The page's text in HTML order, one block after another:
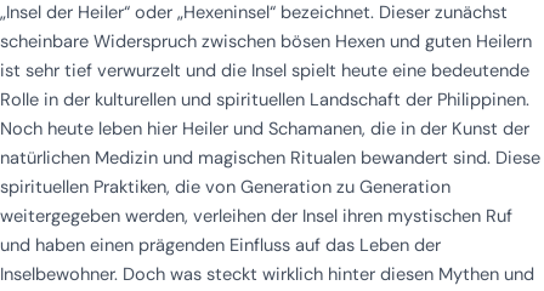
„Insel der Heiler“ oder „Hexeninsel“ bezeichnet. Dieser zunächst
scheinbare Widerspruch zwischen bösen Hexen und guten Heilern
ist sehr tief verwurzelt und die Insel spielt heute eine bedeutende
Rolle in der kulturellen und spirituellen Landschaft der Philippinen.
Noch heute leben hier Heiler und Schamanen, die in der Kunst der
natürlichen Medizin und magischen Ritualen bewandert sind. Diese
spirituellen Praktiken, die von Generation zu Generation
weitergegeben werden, verleihen der Insel ihren mystischen Ruf
und haben einen prägenden Einfluss auf das Leben der
Inselbewohner. Doch was steckt wirklich hinter diesen Mythen und